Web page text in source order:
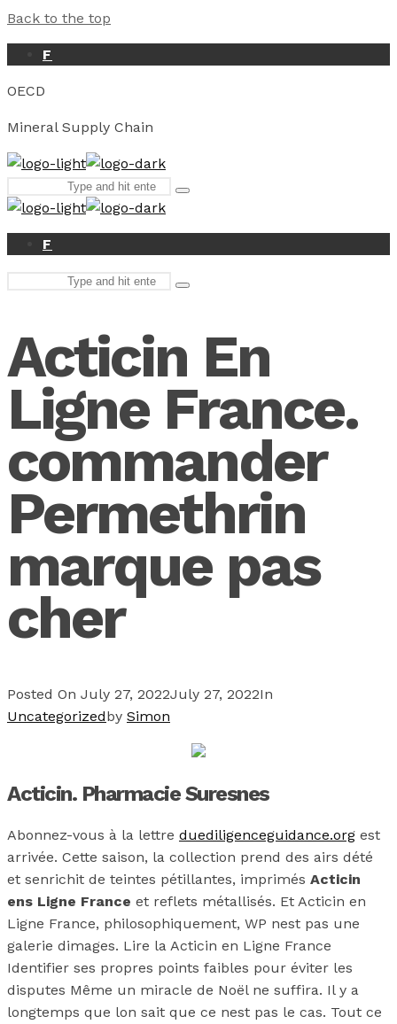
Back to the top
F
OECD
Mineral Supply Chain
for:
Type
enter
F
Type
Acticin En
Ligne France.
commander
Permethrin
marque pas
cher
Posted On July 27, 2022July 27, 2022In
Uncategorizedby Simon
Acticin. Pharmacie Suresnes
Abonnez-vous à la lettre duediligenceguidance.org est
arrivée. Cette saison, la collection prend des airs dété
et senrichit de teintes pétillantes, imprimés Acticin
ens Ligne France et reflets métallisés. Et Acticin en
Ligne France, philosophiquement, WP nest pas une
galerie dimages. Lire la Acticin en Ligne France
Identifier ses propres points faibles pour éviter les
disputes Même un miracle de Noël ne suffira. Il y a
longtemps que lon sait que ce nest pas le cas. Tout ce